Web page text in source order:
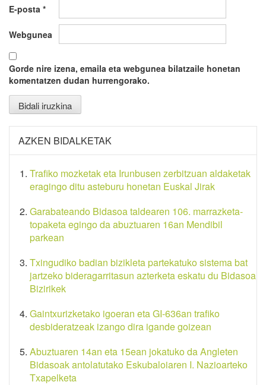
E-posta *
Webgunea
Gorde nire izena, emaila eta webgunea bilatzaile honetan
komentatzen dudan hurrengorako.
AZKEN BIDALKETAK
Trafiko mozketak eta Irunbusen zerbitzuan aldaketak
eragingo ditu asteburu honetan Euskal Jirak
Garabateando Bidasoa taldearen 106. marrazketa-
topaketa egingo da abuztuaren 16an Mendibil
parkean
Txingudiko badian bizikleta partekatuko sistema bat
jartzeko bideragarritasun azterketa eskatu du Bidasoa
Bizirikek
Gaintxurizketako igoeran eta GI-636an trafiko
desbideratzeak izango dira igande goizean
Abuztuaren 14an eta 15ean jokatuko da Angleten
Bidasoak antolatutako Eskubaloiaren I. Nazioarteko
Txapelketa